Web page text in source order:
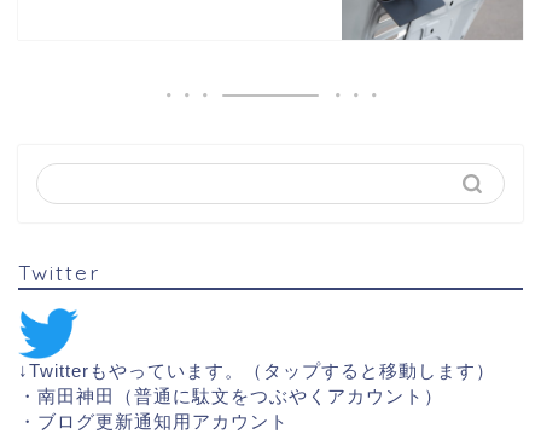
Twitter
↓Twitterもやっています。（タップすると移動します）
・ 南田神田（普通に駄文をつぶやくアカウント）
・ ブログ更新通知用アカウント